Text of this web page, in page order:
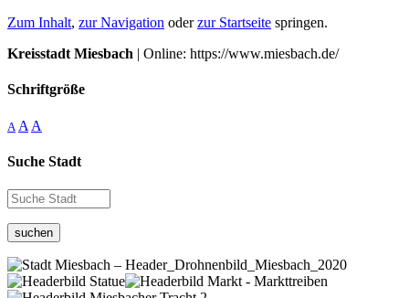
Zum Inhalt, zur Navigation oderzur Startseite springen.
Kreisstadt Miesbach | Online: https://www.miesbach.de/
Schriftgröße
A A A
Suche Stadt
suchen